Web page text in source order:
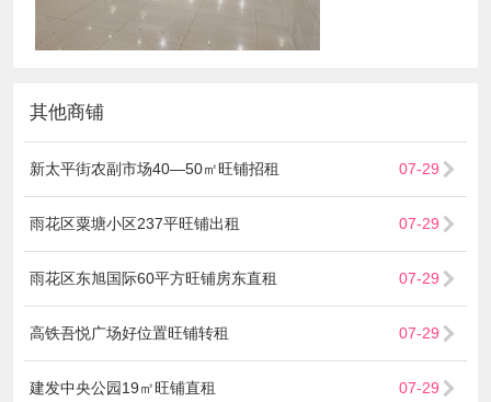
其他商铺
新太平街农副市场40—50㎡旺铺招租 07-29
雨花区粟塘小区237平旺铺出租 07-29
雨花区东旭国际60平方旺铺房东直租 07-29
高铁吾悦广场好位置旺铺转租 07-29
建发中央公园19㎡旺铺直租 07-29